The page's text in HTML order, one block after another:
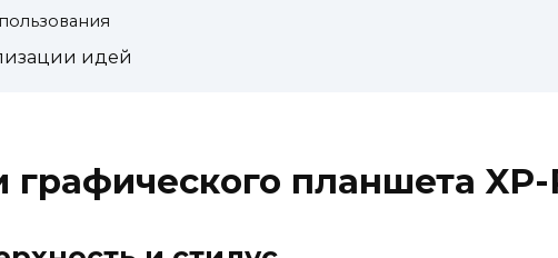
идей
графического планшета XP-